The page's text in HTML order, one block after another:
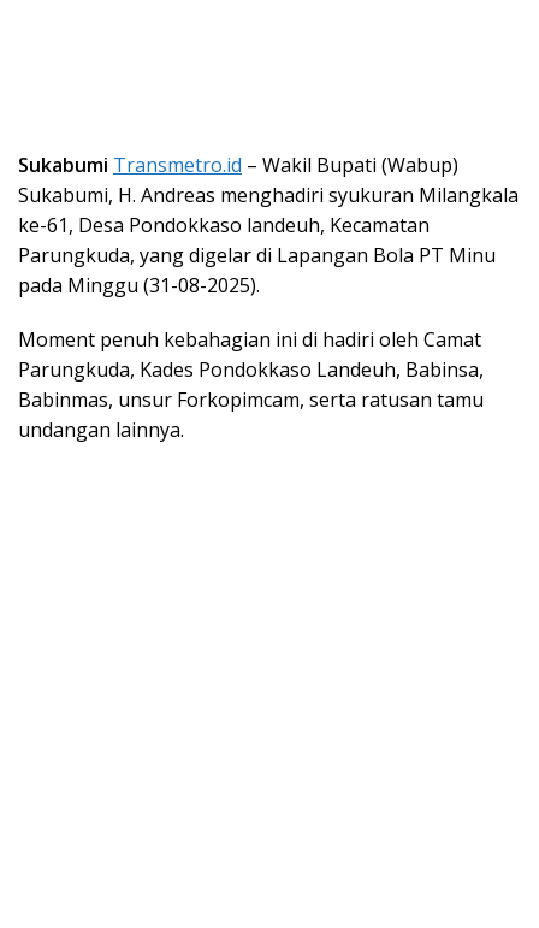
Sukabumi Transmetro.id – Wakil Bupati (Wabup)
Sukabumi, H. Andreas menghadiri syukuran Milangkala
ke-61, Desa Pondokkaso landeuh, Kecamatan
Parungkuda, yang digelar di Lapangan Bola PT Minu
pada Minggu (31-08-2025).
Moment penuh kebahagian ini di hadiri oleh Camat
Parungkuda, Kades Pondokkaso Landeuh, Babinsa,
Babinmas, unsur Forkopimcam, serta ratusan tamu
undangan lainnya.